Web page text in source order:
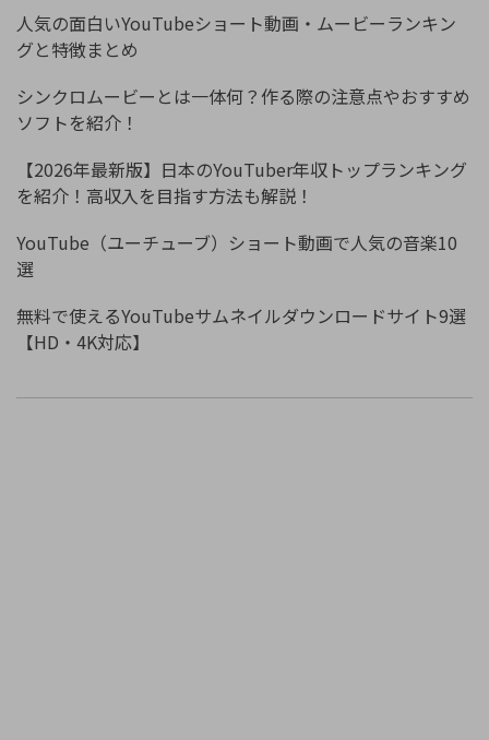
人気の面白いYouTubeショート動画・ムービーランキン
グと特徴まとめ
シンクロムービーとは一体何？作る際の注意点やおすすめ
ソフトを紹介！
【2026年最新版】日本のYouTuber年収トップランキング
を紹介！高収入を目指す方法も解説！
YouTube（ユーチューブ）ショート動画で人気の音楽10
選
無料で使えるYouTubeサムネイルダウンロードサイト9選
【HD・4K対応】